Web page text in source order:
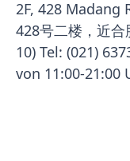
2F, 428 Madang
428号二楼，近
10) Tel: (021)
von 11:00-21:00